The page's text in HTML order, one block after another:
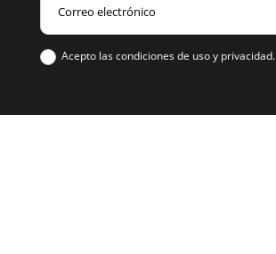
Acepto las condiciones de uso y privacidad.